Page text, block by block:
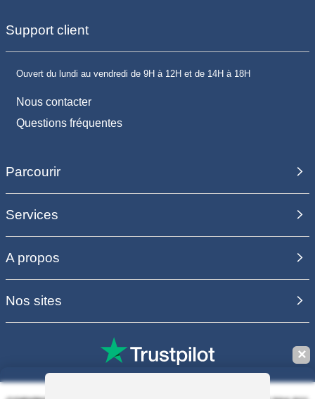
Support client
Ouvert du lundi au vendredi de 9H à 12H et de 14H à 18H
Nous contacter
Questions fréquentes
Parcourir
Services
A propos
Nos sites
✕